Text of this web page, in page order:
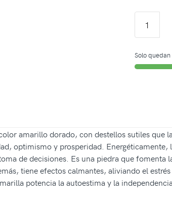
Solo
amarillo dorado, con destellos sutiles que
optimismo y prosperidad.
de decisiones. Es una piedra que fomenta
tiene efectos calmantes, aliviando el
potencia la autoestima y la